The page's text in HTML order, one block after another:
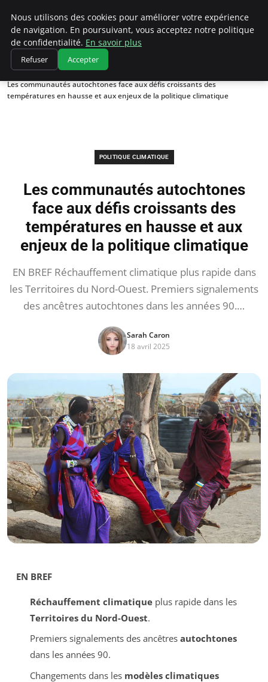
Climatedebtagents
Accueil
Politique climatique
Les communautés autochtones face aux défis croissants des
températures en hausse et aux enjeux de la politique climatique
POLITIQUE CLIMATIQUE
Les communautés autochtones
face aux défis croissants des
températures en hausse et aux
enjeux de la politique climatique
EN BREF Réchauffement climatique plus rapide dans
les Territoires du Nord-Ouest. Premiers signalements
des ancêtres autochtones dans les années 90.…
Sarah Caron
18 avril 2025
EN BREF
Réchauffement climatiqueplus rapide dans les
Territoires du Nord-Ouest.
Premiers signalements des ancêtres autochtones
dans les années 90.
Changements dans les modèles climatiques
Nous utilisons des cookies pour améliorer votre expérience
de navigation. En poursuivant, vous acceptez notre politique
de confidentialité. En savoir plus
Refuser Accepter